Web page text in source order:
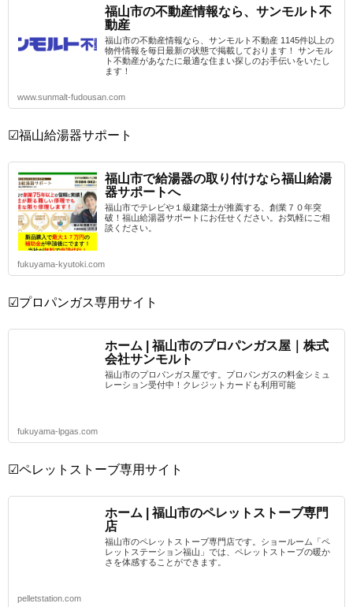
福山市の不動産情報なら、サンモルト不
動産
福山市の不動産情報なら、サンモルト不動産 1145件以上の
物件情報を毎日最新の状態で掲載しております！ サンモル
ト不動産があなたに最適な住まい探しのお手伝いをいたし
ます！
www.sunmalt-fudousan.com
☑福山給湯器サポート
福山市で給湯器の取り付けなら福山給湯
器サポートへ
福山市でテレビや１級建築士が推薦する、創業７０年突
破！福山給湯器サポートにお任せください。お気軽にご相
談ください。
fukuyama-kyutoki.com
☑プロパンガス専用サイト
ホーム | 福山市のプロパンガス屋｜株式
会社サンモルト
福山市のプロパンガス屋です。プロパンガスの料金シミュ
レーション受付中！クレジットカードも利用可能
fukuyama-lpgas.com
☑ペレットストーブ専用サイト
ホーム | 福山市のペレットストーブ専門
店
福山市のペレットストーブ専門店です。ショールーム「ペ
レットステーション福山」では、ペレットストーブの暖か
さを体感することができます。
pelletstation.com